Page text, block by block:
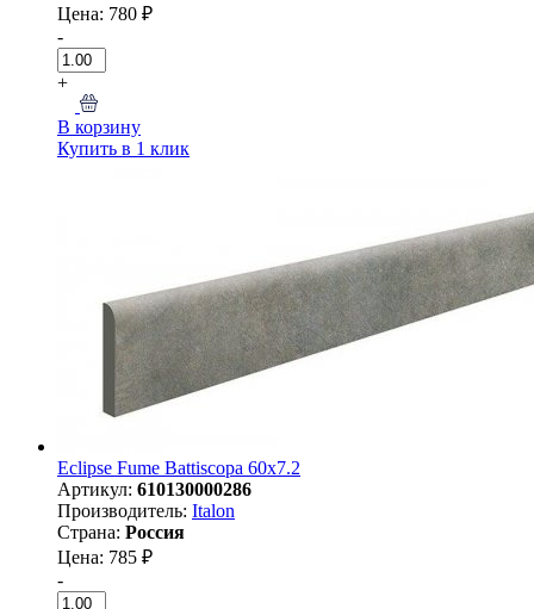
Цена: 780 ₽
-
+
В корзину
Купить в 1 клик
Eclipse Fume Battiscopa 60x7.2
Артикул: 610130000286
Производитель: Italon
Страна: Россия
Цена: 785 ₽
-